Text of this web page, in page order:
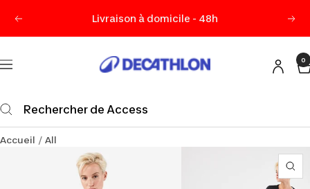
Précédent Livraison à domicile - 48h
Navigation
Decathlon
0
Accueil All